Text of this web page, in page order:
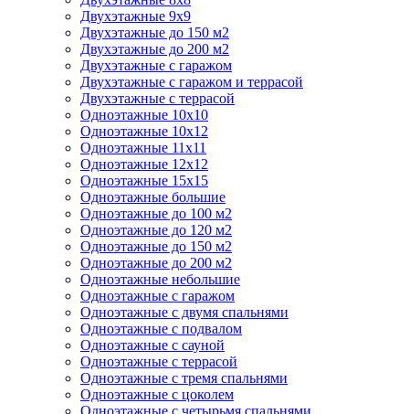
Двухэтажные 9х9
Двухэтажные до 150 м2
Двухэтажные до 200 м2
Двухэтажные с гаражом
Двухэтажные с гаражом и террасой
Двухэтажные с террасой
Одноэтажные 10х10
Одноэтажные 10х12
Одноэтажные 11х11
Одноэтажные 12х12
Одноэтажные 15х15
Одноэтажные большие
Одноэтажные до 100 м2
Одноэтажные до 120 м2
Одноэтажные до 150 м2
Одноэтажные до 200 м2
Одноэтажные небольшие
Одноэтажные с гаражом
Одноэтажные с двумя спальнями
Одноэтажные с подвалом
Одноэтажные с сауной
Одноэтажные с террасой
Одноэтажные с тремя спальнями
Одноэтажные с цоколем